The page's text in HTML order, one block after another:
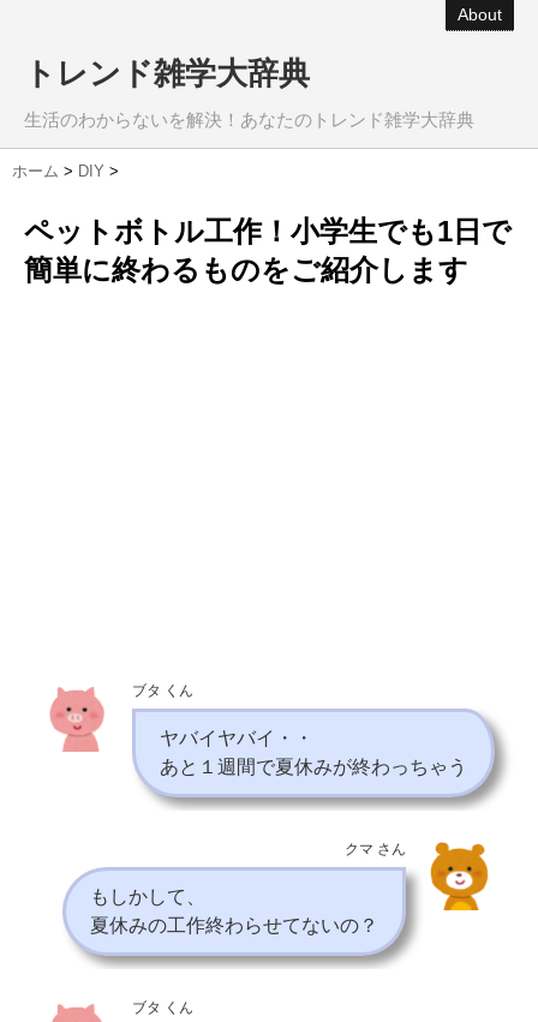
About
トレンド雑学大辞典
生活のわからないを解決！あなたのトレンド雑学大辞典
ホーム > DIY >
ペットボトル工作！小学生でも1日で
簡単に終わるものをご紹介します
ブタ くん
ヤバイヤバイ・・
あと１週間で夏休みが終わっちゃう
クマ さん
もしかして、
夏休みの工作終わらせてないの？
ブタ くん